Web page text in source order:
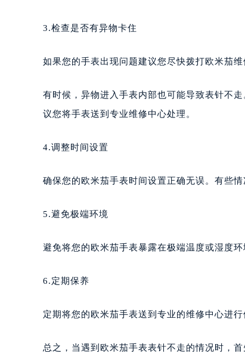
3.检查是否有异物卡住
如果您的手表出现问题建议您尽快拨打欧米茄
有时候，异物进入手表内部也可能导致表针不
议您将手表送到专业维修中心处理。
4.调整时间设置
确保您的欧米茄手表时间设置正确无误。有些
5.避免极端环境
避免将您的欧米茄手表暴露在极端温度或湿度
6.定期保养
定期将您的欧米茄手表送到专业的维修中心进
总之，当遇到欧米茄手表表针不走的情况时，